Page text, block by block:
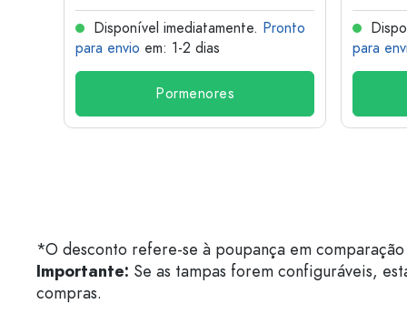
Disponível imediatamente. Pronto
para envio em: 1-2 dias
Pormenores
para
*O desconto refere-se à poupança em
Importante: Se as tampas forem configuráveis,
compras.